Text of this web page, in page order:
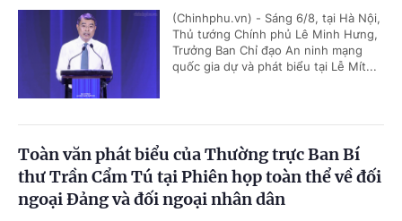
(Chinhphu.vn) - Sáng 6/8, tại Hà Nội,
Thủ tướng Chính phủ Lê Minh Hưng,
Trưởng Ban Chỉ đạo An ninh mạng
quốc gia dự và phát biểu tại Lễ Mít...
Toàn văn phát biểu của Thường trực Ban Bí
thư Trần Cẩm Tú tại Phiên họp toàn thể về đối
ngoại Đảng và đối ngoại nhân dân